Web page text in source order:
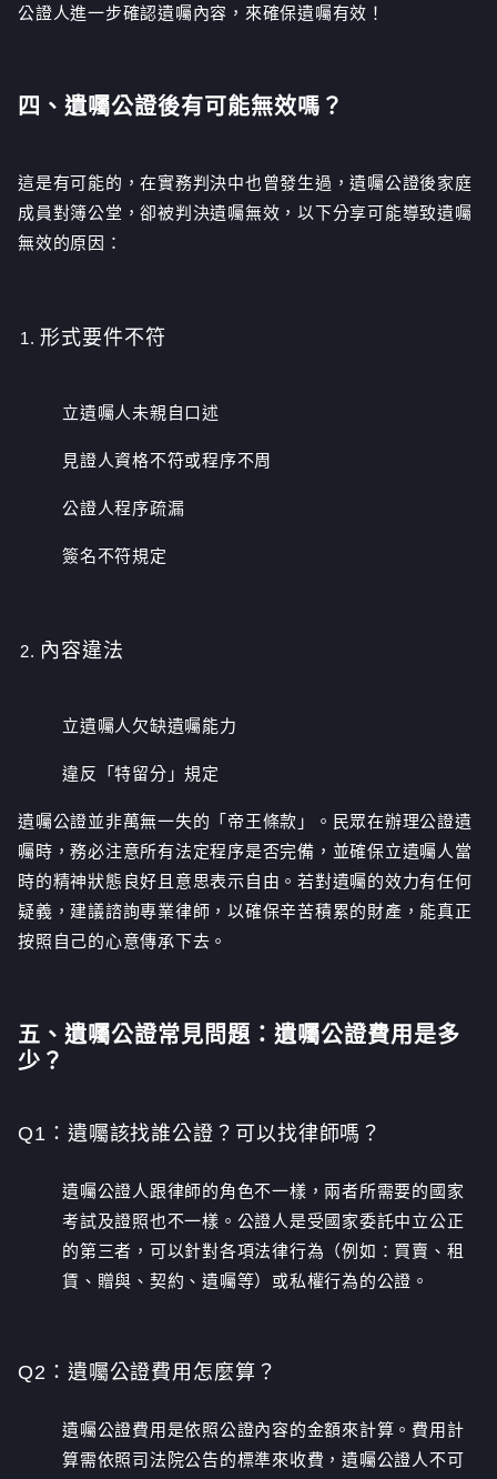
公證人進一步確認遺囑內容，來確保遺囑有效！
四、遺囑公證後有可能無效嗎？
這是有可能的，在實務判決中也曾發生過，遺囑公證後家庭
成員對簿公堂，卻被判決遺囑無效，以下分享可能導致遺囑
無效的原因：
形式要件不符
立遺囑人未親自口述
見證人資格不符或程序不周
公證人程序疏漏
簽名不符規定
內容違法
立遺囑人欠缺遺囑能力
違反「特留分」規定
遺囑公證並非萬無一失的「帝王條款」。民眾在辦理公證遺
囑時，務必注意所有法定程序是否完備，並確保立遺囑人當
時的精神狀態良好且意思表示自由。若對遺囑的效力有任何
疑義，建議諮詢專業律師，以確保辛苦積累的財產，能真正
按照自己的心意傳承下去。
五、遺囑公證常見問題：遺囑公證費用是多
少？
Q1： 遺囑該找誰公證？可以找律師嗎？
遺囑公證人跟律師的角色不一樣，兩者所需要的國家
考試及證照也不一樣。公證人是受國家委託中立公正
的第三者，可以針對各項法律行為（例如：買賣、租
賃、贈與、契約、遺囑等）或私權行為的公證。
Q2： 遺囑公證費用怎麼算？
遺囑公證費用是依照公證內容的金額來計算。費用計
算需依照司法院公告的標準來收費，遺囑公證人不可